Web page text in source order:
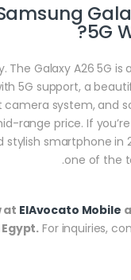
5G
The Galaxy A26 5G
5G support, a
camera system, and
range price. If
stylish smartphone in
one of the
at ElAvocato Mobile
For inquiries,